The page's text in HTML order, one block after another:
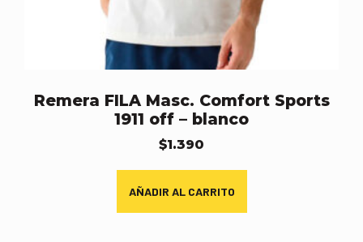
Remera FILA Masc. Comfort Sports
1911 off – blanco
$1.390
AÑADIR AL CARRITO